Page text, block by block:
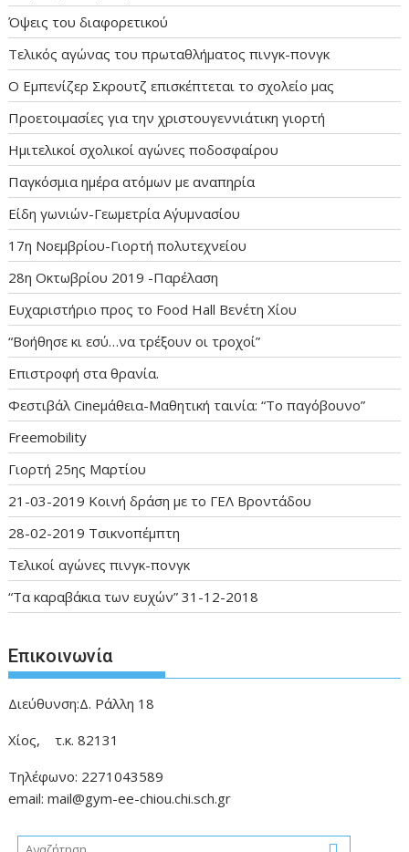
Όψεις του διαφορετικού
Τελικός αγώνας του πρωταθλήματος πινγκ-πονγκ
Ο Εμπενίζερ Σκρουτζ επισκέπτεται το σχολείο μας
Προετοιμασίες για την χριστουγεννιάτικη γιορτή
Ημιτελικοί σχολικοί αγώνες ποδοσφαίρου
Παγκόσμια ημέρα ατόμων με αναπηρία
Είδη γωνιών-Γεωμετρία Α΄γυμνασίου
17η Νοεμβρίου-Γιορτή πολυτεχνείου
28η Οκτωβρίου 2019 -Παρέλαση
Ευχαριστήριο προς το Food Hall Βενέτη Χίου
“Βοήθησε κι εσύ…να τρέξουν οι τροχοί”
Επιστροφή στα θρανία.
Φεστιβάλ Cineμάθεια-Μαθητική ταινία: “Το παγόβουνο”
Freemobility
Γιορτή 25ης Μαρτίου
21-03-2019 Κοινή δράση με το ΓΕΛ Βροντάδου
28-02-2019 Τσικνοπέμπτη
Τελικοί αγώνες πινγκ-πονγκ
“Τα καραβάκια των ευχών” 31-12-2018
Επικοινωνία
Διεύθυνση:Δ. Ράλλη 18
Χίος, τ.κ. 82131
Τηλέφωνο: 2271043589
email: mail@gym-ee-chiou.chi.sch.gr